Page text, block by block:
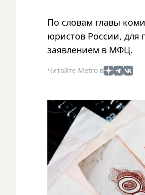
По словам главы
юристов России, для
заявлением в МФЦ.
Читайте Metro в